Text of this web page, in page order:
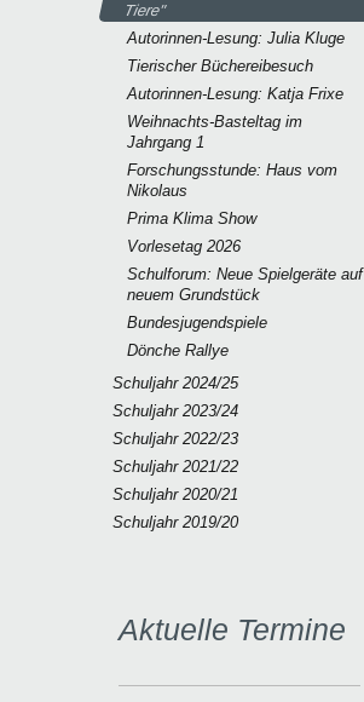
Tiere"
Autorinnen-Lesung: Julia Kluge
Tierischer Büchereibesuch
Autorinnen-Lesung: Katja Frixe
Weihnachts-Basteltag im
Jahrgang 1
Forschungsstunde: Haus vom
Nikolaus
Prima Klima Show
Vorlesetag 2026
Schulforum: Neue Spielgeräte auf
neuem Grundstück
Bundesjugendspiele
Dönche Rallye
Schuljahr 2024/25
Schuljahr 2023/24
Schuljahr 2022/23
Schuljahr 2021/22
Schuljahr 2020/21
Schuljahr 2019/20
Aktuelle Termine